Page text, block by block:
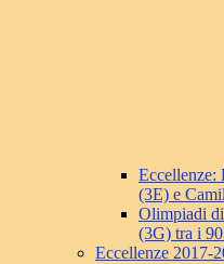
Eccellenze:
(3E) e
Olimpiadi
(3G) tra i
Eccellenze 2017-